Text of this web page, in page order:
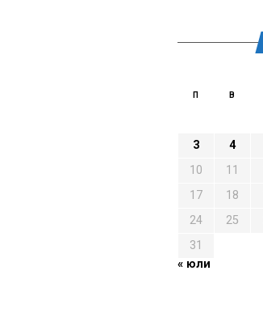
П В
3
4
10
11
17
18
24
25
31
« юли